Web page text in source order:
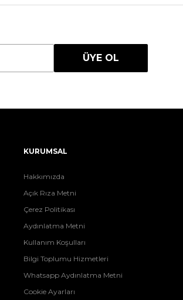
ÜYE OL
KURUMSAL
Hakkımızda
Açık Rıza Metni
Çerez Politikası
Aydınlatma Metni
Kullanım Koşulları
Bilgi Toplumu Hizmetleri
Whatsapp Aydınlatma Metni
Cookie Ayarları